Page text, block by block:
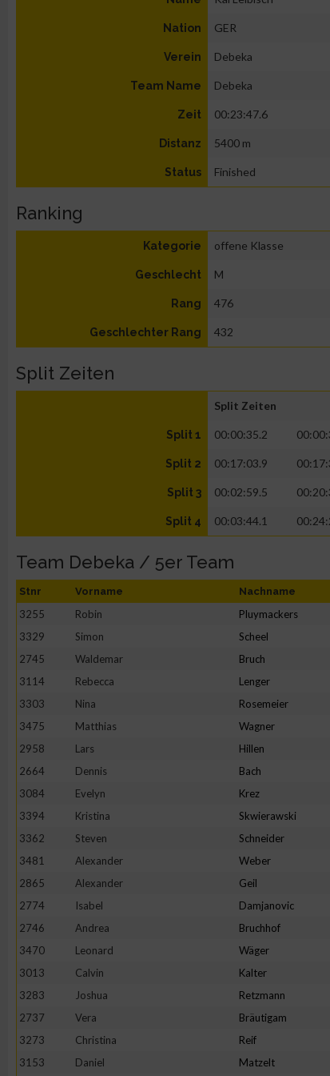
Nation GER
Verein Debeka
Team Name Debeka
Zeit 00:23:47.6
Distanz 5400 m
Status Finished
Ranking
Kategorie offene Klasse
Geschlecht M
Rang 476
Geschlechter Rang 432
Split Zeiten
Split Zeiten
Split 1 00:00:35.2
Split 2 00:17:03.9
Split 3 00:02:59.5
Split 4 00:03:44.1
Team Debeka / 5er Team
Stnr Vorname Nachname
3255 Robin Pluymackers
3329
Simon Scheel
2745
Waldemar Bruch
3114
Rebecca Lenger
3303
Nina Rosemeier
3475
Matthias Wagner
2958
Lars Hillen
2664
Dennis Bach
3084
Evelyn Krez
3394
Kristina Skwierawski
3362
Steven Schneider
3481
Alexander Weber
2865
Alexander Geil
2774
Isabel Damjanovic
2746
Andrea Bruchhof
3470
Leonard Wäger
3013
Calvin Kalter
3283
Joshua Retzmann
2737
Vera Bräutigam
3273
Christina Reif
3153
Daniel Matzelt